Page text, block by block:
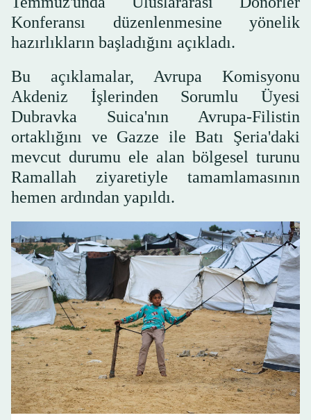
Konferansı düzenlenmesine yönelik
hazırlıkların başladığını açıkladı.
Bu açıklamalar, Avrupa Komisyonu
Akdeniz İşlerinden Sorumlu Üyesi
Dubravka Suica'nın Avrupa-Filistin
ortaklığını ve Gazze ile Batı Şeria'daki
mevcut durumu ele alan bölgesel turunu
Ramallah ziyaretiyle tamamlamasının
hemen ardından yapıldı.